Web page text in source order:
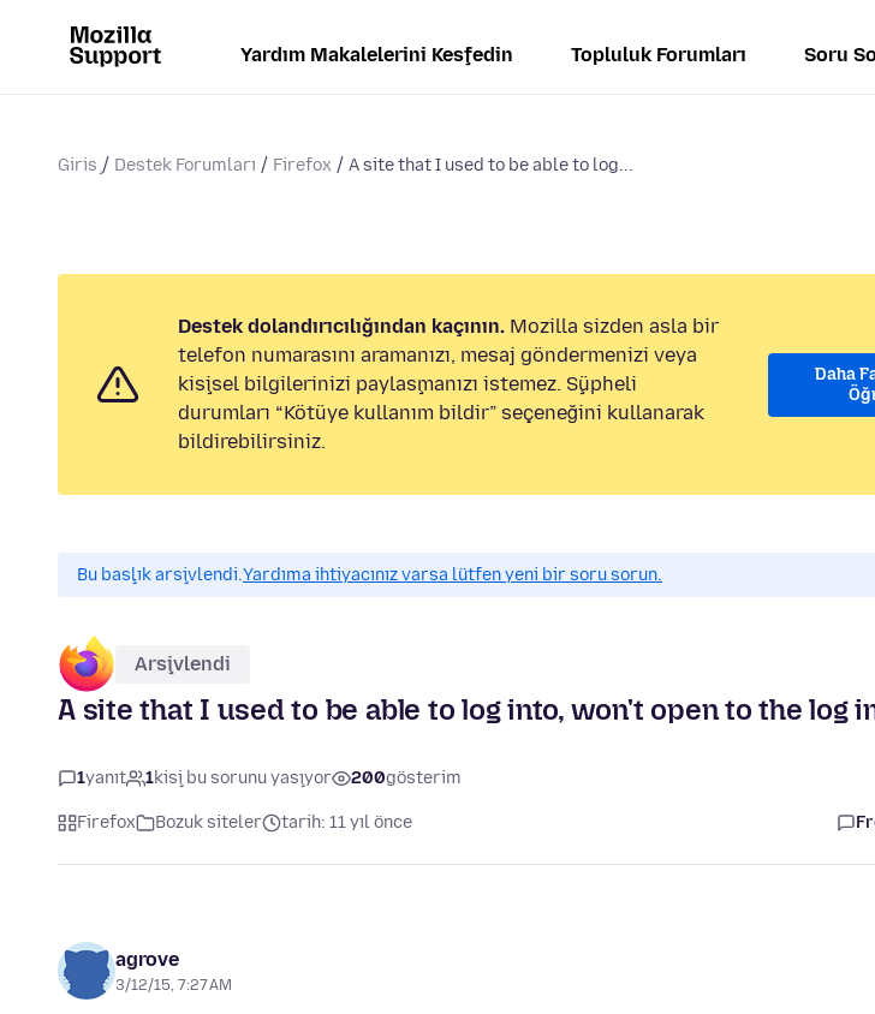
Yardım Makalelerini Keşfedin Topluluk Forumları Soru
Giriş Destek Forumları Firefox A site that I used to be able to log...
Destek dolandırıcılığından kaçının. Mozilla sizden asla bir
telefon numarasını aramanızı, mesaj göndermenizi veya
kişisel bilgilerinizi paylaşmanızı istemez. Şüpheli
durumları “Kötüye kullanım bildir” seçeneğini kullanarak
bildirebilirsiniz.
Daha
Bu başlık arşivlendi.Yardıma ihtiyacınız varsa lütfen yeni bir soru sorun.
Arşivlendi
A site that I used to be able to log into, won't open to the log
1yanıt 1kişi bu sorunu yaşıyor 200gösterim
Firefox Bozuk siteler tarih: 11 yıl önce
agrove
3/12/15, 7:27 AM